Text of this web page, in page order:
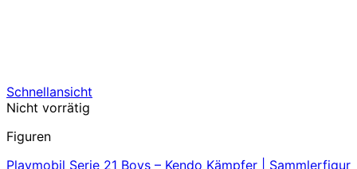
Schnellansicht
Nicht vorrätig
Figuren
Playmobil Serie 21 Boys – Kendo Kämpfer | Sammlerfigur